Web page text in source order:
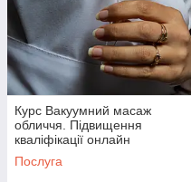
Курс Вакуумний масаж
обличчя. Підвищення
кваліфікації онлайн
Послуга